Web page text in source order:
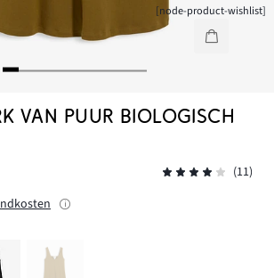
[node-product-wishlist]
VAN PUUR BIOLOGISCH
(11)